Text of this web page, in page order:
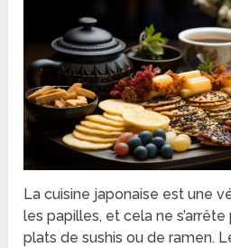
La cuisine japonaise est une
les papilles, et cela ne
plats de sushis ou de ramen.